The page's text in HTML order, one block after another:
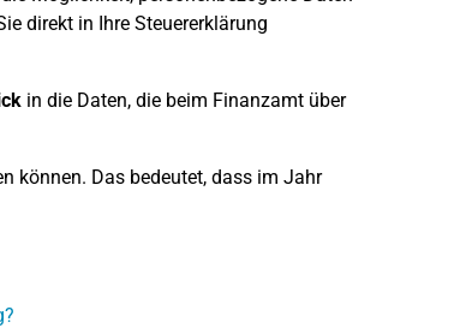
direkt in Ihre Steuererklärung
in die Daten, die beim Finanzamt über
können. Das bedeutet, dass im Jahr